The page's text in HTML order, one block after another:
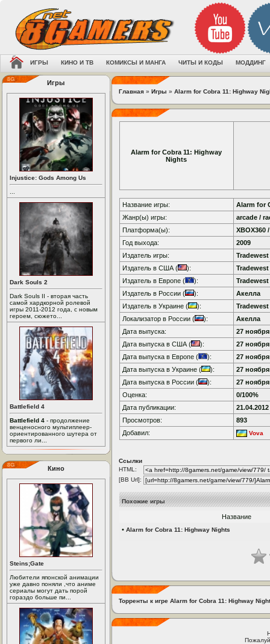
ИГРЫ КИНО И ТВ КОМИКСЫ И МАНГА ЧИТЫ И КОДЫ МОДДИНГ
Игры
Injustice: Gods Among Us
Dark Souls 2
Dark Souls II - вторая часть
самой хардкорной ролевой
игры 2011-2012 года, с новым
героем, сюжето...
Battlefield 4
Battlefield 4 - продолжение
венценосного мультиплеер-
ориентированного шутера от
первого ли...
Кино
Steins;Gate
Любители японской анимации
уже давно поняли ,что аниме
сериалы могут дать порой
гораздо больше пи...
Главная » Игры » Alarm for Cobra 11: Highway
Alarm for Cobra 11: Highway
Nights
Название игры:
Alarm for
Жанр(ы) игры:
arcade /
Платформа(ы):
XBOX360
Год выхода:
2009
Издатель игры:
Издатель в США (
):
Издатель в Европе (
):
Издатель в России (
):
Акелла
Издатель в Украине (
):
Локализатор в России (
):
Акелла
Дата выпуска:
27 ноября
Дата выпуска в США (
):
27 ноября
Дата выпуска в Европе (
):
27 ноября
Дата выпуска в Украине (
):
27 ноября
Дата выпуска в России (
):
27 ноября
Оценка:
0/100%
Дата публикации:
21.04.2012
Просмотров:
893
Добавил:
Vova
Ссылки
HTML:
[BB Url]:
Похожие игры
Название
• Alarm for Cobra 11: Highway Nights
Торренты к игре Alarm for Cobra 11: Highway